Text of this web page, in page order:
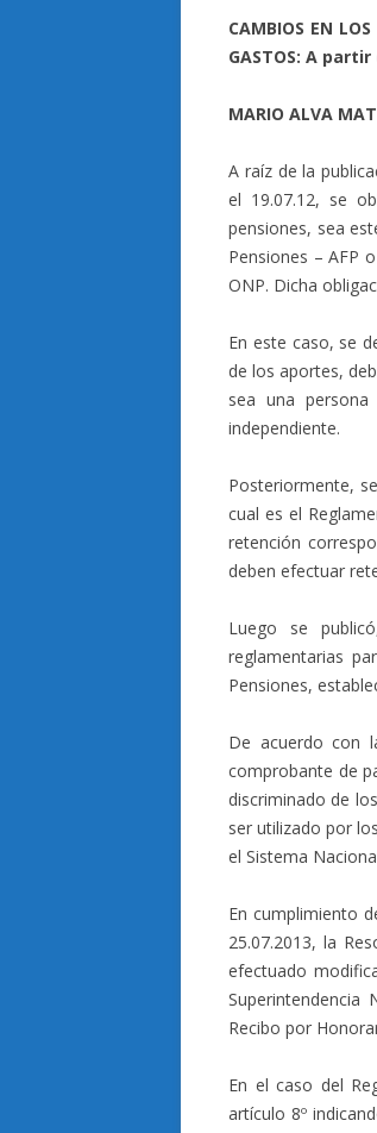
CAMBIOS EN LOS
GASTOS: A
MARIO ALVA
A raíz de la
el 19.07.12, se
pensiones, sea
Pensiones – AFP
ONP. Dicha
En este caso, se
de los aportes,
sea una
independiente.
Posteriormente,
cual es el
retención
deben efectuar
Luego se
reglamentarias
Pensiones,
De acuerdo con
comprobante de
discriminado de
ser utilizado por
el Sistema
En cumplimiento
25.07.2013, la
efectuado
Superintendencia
Recibo por
En el caso del
artículo 8º